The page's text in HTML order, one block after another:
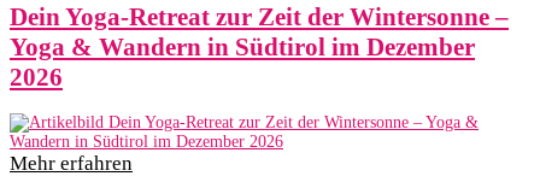
Dein Yoga-Retreat zur Zeit der Wintersonne –
Yoga & Wandern in Südtirol im Dezember
2026
Mehr erfahren